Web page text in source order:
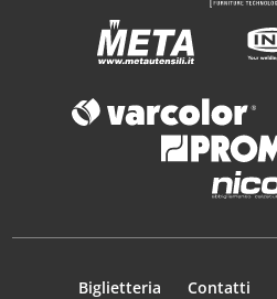
Biglietteria Contatti